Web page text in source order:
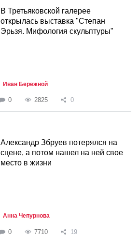
В Третьяковской галерее
открылась выставка "Степан
Эрьзя. Мифология скульптуры"
Иван Бережной
0 2825 0
Александр Збруев потерялся на
сцене, а потом нашел на ней свое
место в жизни
Анна Чепурнова
0 7710 19